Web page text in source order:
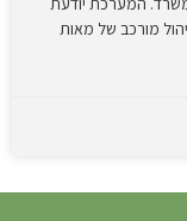
מורכב של מאות